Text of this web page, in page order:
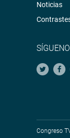
Noticias
Congreso